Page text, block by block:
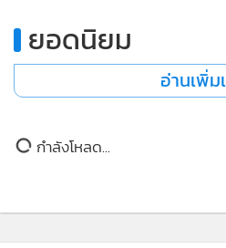
• News1